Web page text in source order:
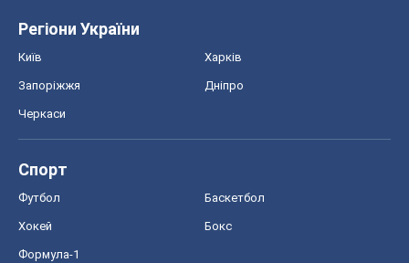
Регіони України
Київ Харків
Запоріжжя Дніпро
Черкаси
Спорт
Футбол Баскетбол
Хокей Бокс
Формула-1